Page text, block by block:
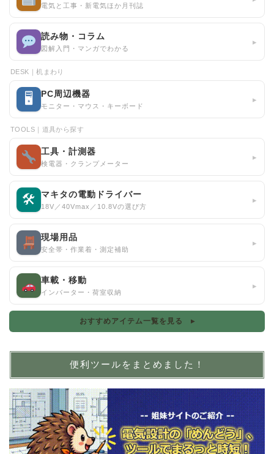
電気と工事・新電気ほか月刊誌
読み物・コラム
図解入門・マンガでわかる
▸
DESK｜机まわり
🖥 PC周辺機器
モニター・マウス・キーボード
▸
TOOLS｜道具から探す
工具・計測器
検電器・クランプメーター
▸
🛠 マキタの電動ドライバー
18V／40Vmax／10.8Vの選び方
▸
現場用品
安全帯・作業着・測定補助
▸
車載・移動
インバーター・荷室収納
▸
おすすめアイテム一覧を見る ▸
便利ツールをまとめました！